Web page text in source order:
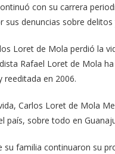
con su carrera
sus denuncias sobre delitos
Loret de Mola perdió la
Rafael Loret de Mola
reeditada en 2006.
Carlos Loret de Mola
país, sobre todo en
su familia continuaron su